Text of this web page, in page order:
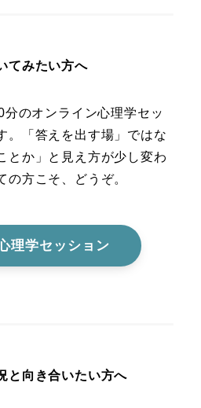
てみたい方へ
のオンライン心理学セッ
。「答えを出す場」ではな
とか」と見え方が少し変わ
の方こそ、どうぞ。
理学セッション
と向き合いたい方へ